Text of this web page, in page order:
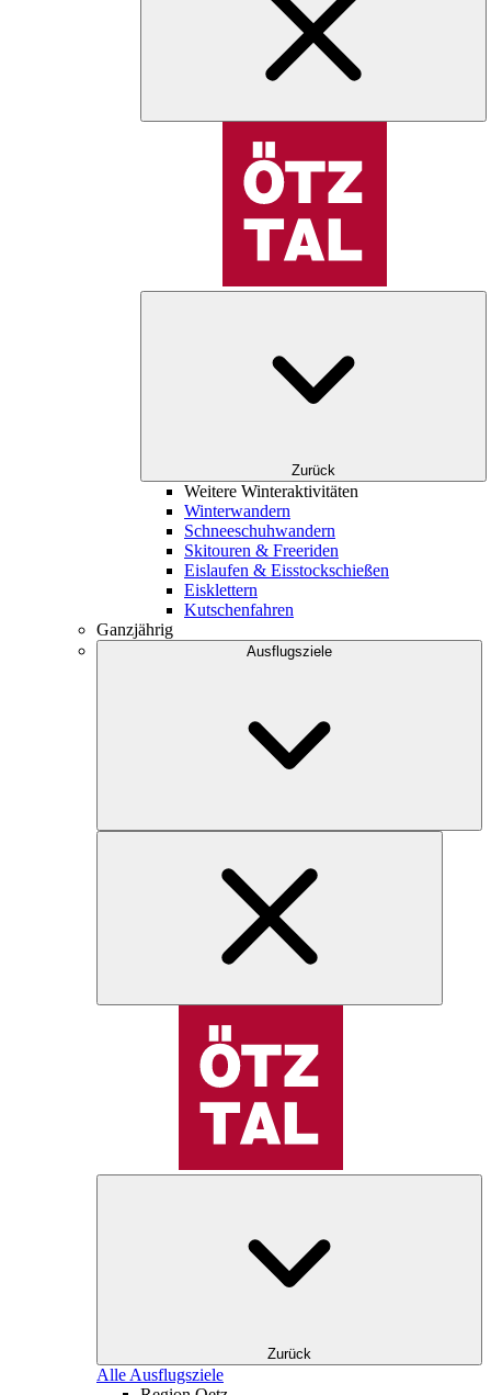
Zurück
Weitere Winteraktivitäten
Winterwandern
Schneeschuhwandern
Skitouren & Freeriden
Eislaufen & Eisstockschießen
Eisklettern
Kutschenfahren
Ganzjährig
Ausflugsziele
Zurück
Alle Ausflugsziele